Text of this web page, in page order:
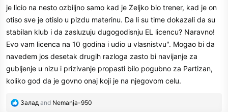
je licio na nesto ozbiljno samo kad je Zeljko bio trener, kad je on
otiso sve je otislo u pizdu materinu. Da li su time dokazali da su
stabilan klub i da zasluzuju dugogodisnju EL licencu? Naravno!
Evo vam licenca na 10 godina i udio u vlasnistvu". Mogao bi da
navedem jos desetak drugih razloga zasto bi navijanje za
gubljenje u nizu i prizivanje propasti bilo pogubno za Partizan,
koliko god da je govno onaj koji je na njegovom celu.
R
Залад and Nemanja-950